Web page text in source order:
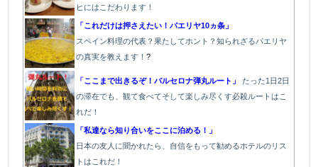
ヒにはこだわります ！
「これだけは押さえたい！パエリヤ10ヵ条」
スペイン料理の代表？果たしてホント？知られざるパエリヤ
の真実を教えます！?
「ここまで出きるぞ！バルセロナ弾丸ルート」 たった1 日2日
の滞在でも、観て食べてそして楽しみ尽くす必殺ルートはこ
れだ！
「私達なら知り合いをここに泊める！」
日本の友人に聞かれたら、自信をもって勧めるホテルのリス
トはこれだ！